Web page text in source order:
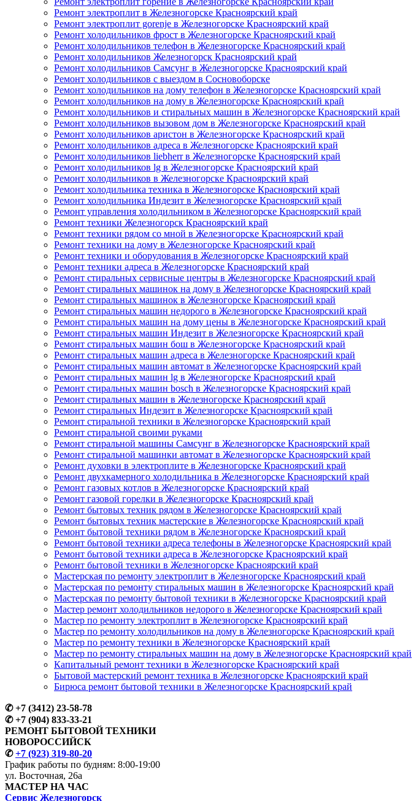
Ремонт электроплит в Железногорске Красноярский край
Ремонт электроплит gorenje в Железногорске Красноярский край
Ремонт холодильников фрост в Железногорске Красноярский край
Ремонт холодильников телефон в Железногорске Красноярский край
Ремонт холодильников Железногорск Красноярский край
Ремонт холодильников Самсунг в Железногорске Красноярский край
Ремонт холодильников с выездом в Сосновоборске
Ремонт холодильников на дому телефон в Железногорске Красноярский край
Ремонт холодильников на дому в Железногорске Красноярский край
Ремонт холодильников и стиральных машин в Железногорске Красноярский край
Ремонт холодильников вызовом дом в Железногорске Красноярский край
Ремонт холодильников аристон в Железногорске Красноярский край
Ремонт холодильников адреса в Железногорске Красноярский край
Ремонт холодильников liebherr в Железногорске Красноярский край
Ремонт холодильников lg в Железногорске Красноярский край
Ремонт холодильников в Железногорске Красноярский край
Ремонт холодильника техника в Железногорске Красноярский край
Ремонт холодильника Индезит в Железногорске Красноярский край
Ремонт управления холодильником в Железногорске Красноярский край
Ремонт техники Железногорск Красноярский край
Ремонт техники рядом со мной в Железногорске Красноярский край
Ремонт техники на дому в Железногорске Красноярский край
Ремонт техники и оборудования в Железногорске Красноярский край
Ремонт техники адреса в Железногорске Красноярский край
Ремонт стиральных сервисные центры в Железногорске Красноярский край
Ремонт стиральных машинок на дому в Железногорске Красноярский край
Ремонт стиральных машинок в Железногорске Красноярский край
Ремонт стиральных машин недорого в Железногорске Красноярский край
Ремонт стиральных машин на дому цены в Железногорске Красноярский край
Ремонт стиральных машин Индезит в Железногорске Красноярский край
Ремонт стиральных машин бош в Железногорске Красноярский край
Ремонт стиральных машин адреса в Железногорске Красноярский край
Ремонт стиральных машин автомат в Железногорске Красноярский край
Ремонт стиральных машин lg в Железногорске Красноярский край
Ремонт стиральных машин bosch в Железногорске Красноярский край
Ремонт стиральных машин в Железногорске Красноярский край
Ремонт стиральных Индезит в Железногорске Красноярский край
Ремонт стиральной техники в Железногорске Красноярский край
Ремонт стиральной своими руками
Ремонт стиральной машины Самсунг в Железногорске Красноярский край
Ремонт стиральной машинки автомат в Железногорске Красноярский край
Ремонт духовки в электроплите в Железногорске Красноярский край
Ремонт двухкамерного холодильника в Железногорске Красноярский край
Ремонт газовых котлов в Железногорске Красноярский край
Ремонт газовой горелки в Железногорске Красноярский край
Ремонт бытовых техник рядом в Железногорске Красноярский край
Ремонт бытовых техник мастерские в Железногорске Красноярский край
Ремонт бытовой техники рядом в Железногорске Красноярский край
Ремонт бытовой техники адреса телефоны в Железногорске Красноярский край
Ремонт бытовой техники адреса в Железногорске Красноярский край
Ремонт бытовой техники в Железногорске Красноярский край
Мастерская по ремонту электроплит в Железногорске Красноярский край
Мастерская по ремонту стиральных машин в Железногорске Красноярский край
Мастерская по ремонту бытовой техники в Железногорске Красноярский край
Мастер ремонт холодильников недорого в Железногорске Красноярский край
Мастер по ремонту электроплит в Железногорске Красноярский край
Мастер по ремонту холодильников на дому в Железногорске Красноярский край
Мастер по ремонту техники в Железногорске Красноярский край
Мастер по ремонту стиральных машин на дому в Железногорске Красноярский край
Капитальный ремонт техники в Железногорске Красноярский край
Бытовой мастерский ремонт техника в Железногорске Красноярский край
Бирюса ремонт бытовой техники в Железногорске Красноярский край
✆ +7 (3412) 23-58-78
✆+7 (904) 833-33-21
РЕМОНТ БЫТОВОЙ ТЕХНИКИ
НОВОРОССИЙСК
✆ +7 (923) 319-80-20
График работы по будням: 8:00-19:00
ул. Восточная, 26а
МАСТЕР НА ЧАС
Сервис Железногорск